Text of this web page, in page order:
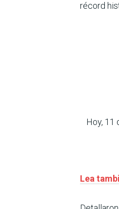
récord
Hoy, 11
Lea